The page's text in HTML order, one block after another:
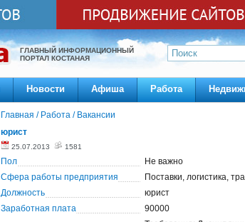
ГЛАВНЫЙ ИНФОРМАЦИОННЫЙ
ПОРТАЛ КОСТАНАЯ
Новости Афиша Работа
Главная / Работа / Вакансии
юрист
25.07.2013 1581
Пол
Не важно
Сфера работы предприятия
Поставки, логистика,
Должность
юрист
Заработная плата
90000